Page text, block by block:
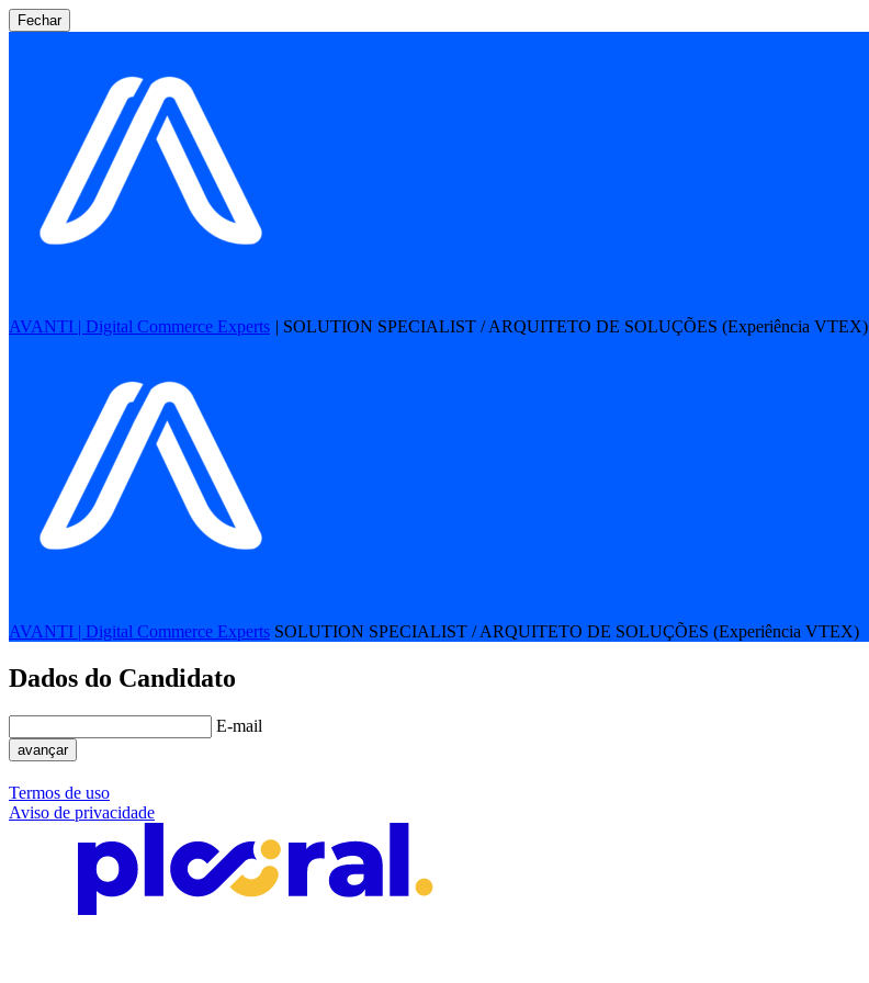
Fechar
AVANTI | Digital Commerce Experts | SOLUTION SPECIALIST / ARQUITETO DE SOLUÇÕES (Experiência VTEX)
AVANTI | Digital Commerce Experts SOLUTION SPECIALIST / ARQUITETO DE SOLUÇÕES (Experiência VTEX)
Dados do Candidato
E-mail
avançar
Termos de uso
Aviso de privacidade